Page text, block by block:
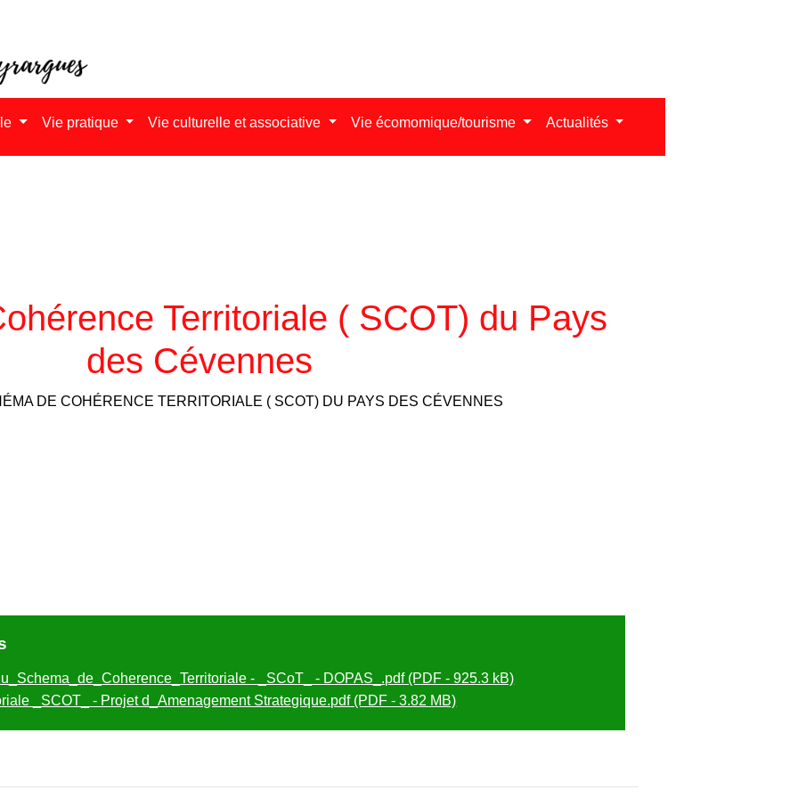
Vie pratique Vie culturelle et associative Vie écomomique/tourisme Actualités
Territoriale ( SCOT) du Pays
des Cévennes
DE COHÉRENCE TERRITORIALE ( SCOT) DU PAYS DES CÉVENNES
- _SCoT_ - DOPAS_.pdf (PDF - 925.3 kB)
_SCOT_ - Projet d_Amenagement Strategique.pdf (PDF - 3.82 MB)